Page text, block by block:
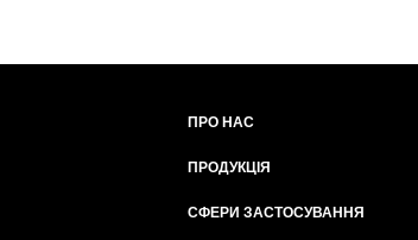
ПРО НАС
ПРОДУКЦІЯ
СФЕРИ ЗАСТОСУВАННЯ